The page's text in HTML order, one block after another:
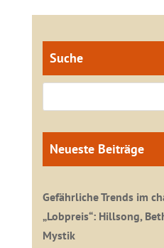
Suche
Neueste Beiträge
Gefährliche Trends im
„Lobpreis“: Hillsong,
Mystik